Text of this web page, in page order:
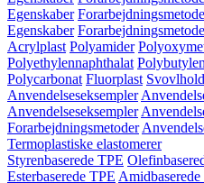
Egenskaber
Egenskaber
Acrylplast Polyamider
Polyethylennaphthalat
Polycarbonat Fluorplast
Anvendelseseksempler
Anvendelseseksempler
Forarbejdningsmetoder
Termoplastiske elastomerer
Styrenbaserede TPE
Esterbaserede TPE Amidbaserede